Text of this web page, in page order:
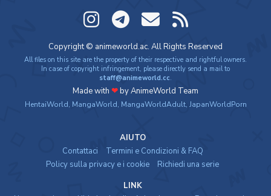
Copyright © animeworld.ac. All Rights Reserved
All files on this site are the property of their respective and rightful owners.
In case of copyright infringement, please directly send a mail to
staff@animeworld.cc.
Made with ❤by AnimeWorld Team
HentaiWorld, MangaWorld, MangaWorldAdult, JapanWorldPorn
AIUTO
Contattaci
Termini e Condizioni & FAQ
Policy sulla privacy e i cookie
Richiedi una serie
LINK